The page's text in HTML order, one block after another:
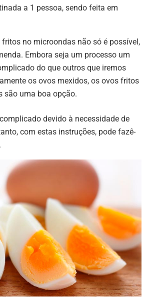
a 1 pessoa, sendo feita em
fritos no microondas não só é possível,
Embora seja um processo um
do que outros que iremos
os ovos mexidos, os ovos fritos
são uma boa opção.
devido à necessidade de
com estas instruções, pode fazê-